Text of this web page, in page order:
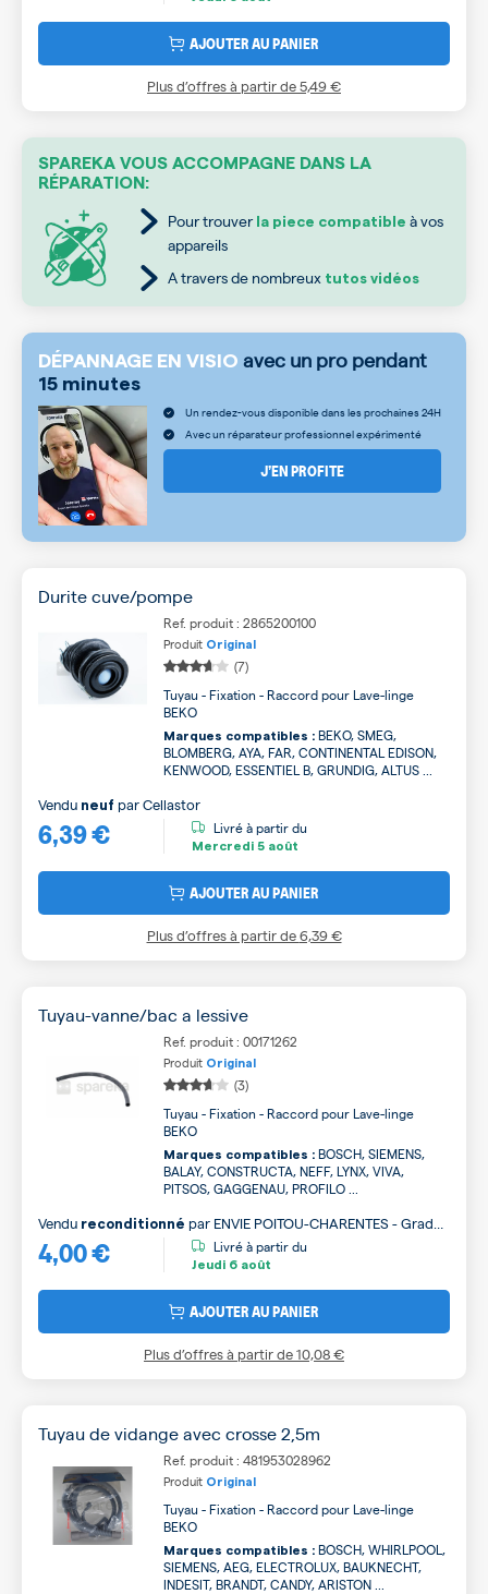
AJOUTER AU PANIER
Plus d’offres à partir de5,49 €
SPAREKA VOUS ACCOMPAGNE DANS LA
RÉPARATION:
Pour trouver la piece compatible à vos
appareils
A travers de nombreux tutos vidéos
DÉPANNAGE EN VISIO avec un pro pendant
15 minutes
Un rendez-vous disponible dans les prochaines 24H
Avec un réparateur professionnel expérimenté
J’EN PROFITE
Durite cuve/pompe
Ref. produit : 2865200100
Produit Original
(7)
Tuyau - Fixation - Raccord pour Lave-linge
BEKO
Marques compatibles : BEKO, SMEG,
BLOMBERG, AYA, FAR, CONTINENTAL EDISON,
KENWOOD, ESSENTIEL B, GRUNDIG, ALTUS ...
6,39 €
Vendu neuf parCellastor
Livré à partir du
Mercredi 5 août
AJOUTER AU PANIER
Plus d’offres à partir de6,39 €
Tuyau-vanne/bac a lessive
Ref. produit : 00171262
Produit Original
(3)
Tuyau - Fixation - Raccord pour Lave-linge
BEKO
Marques compatibles : BOSCH, SIEMENS,
BALAY, CONSTRUCTA, NEFF, LYNX, VIVA,
PITSOS, GAGGENAU, PROFILO ...
4,00 €
Vendu reconditionné par ENVIE POITOU-CHARENTES - Grade
B
Livré à partir du
Jeudi 6 août
AJOUTER AU PANIER
Plus d’offres à partir de10,08 €
Tuyau de vidange avec crosse 2,5m
Ref. produit : 481953028962
Produit Original
Tuyau - Fixation - Raccord pour Lave-linge
BEKO
Marques compatibles : BOSCH, WHIRLPOOL,
SIEMENS, AEG, ELECTROLUX, BAUKNECHT,
INDESIT, BRANDT, CANDY, ARISTON ...